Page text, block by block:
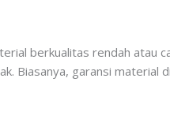
berkualitas rendah atau
Biasanya, garansi material